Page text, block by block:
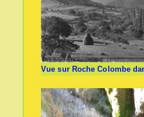
Vue sur Roche Colombe